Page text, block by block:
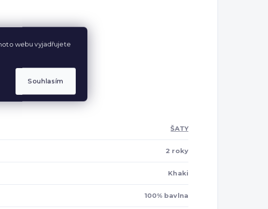
webu vyjadřujete
Souhlasím
ŠATY
2 roky
Khaki
100% bavlna